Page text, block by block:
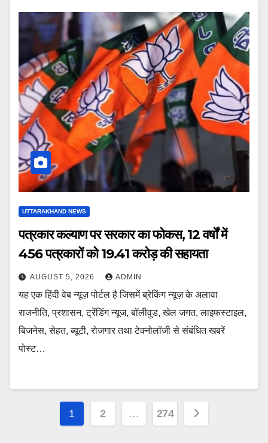
UTTARAKHAND NEWS
पत्रकार कल्याण पर सरकार का फोकस, 12 वर्षों में
456 पत्रकारों को 19.41 करोड़ की सहायता
AUGUST 5, 2026 ADMIN
यह एक हिंदी वेब न्यूज़ पोर्टल है जिसमें ब्रेकिंग न्यूज़ के अलावा
राजनीति, प्रशासन, ट्रेंडिंग न्यूज, बॉलीवुड, खेल जगत, लाइफस्टाइल,
बिजनेस, सेहत, ब्यूटी, रोजगार तथा टेक्नोलॉजी से संबंधित खबरें
पोस्ट…
Posts
1 2 … 274